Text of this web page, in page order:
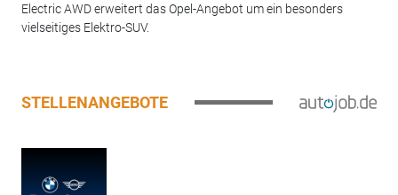
Electric AWD erweitert das Opel-Angebot um ein besonders
vielseitiges Elektro-SUV.
STELLENANGEBOTE